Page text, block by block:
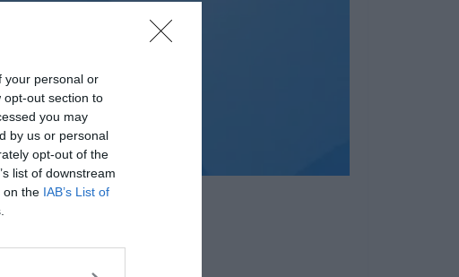
your personal or
opt-out section to
you may
by us or personal
opt-out of the
list of downstream
on the IAB’s List of